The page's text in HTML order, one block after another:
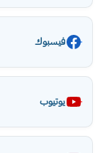
فيسبوك
يوتيوب